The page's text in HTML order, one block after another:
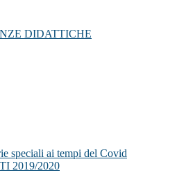
DIDATTICHE
speciali ai tempi del Covid
2019/2020